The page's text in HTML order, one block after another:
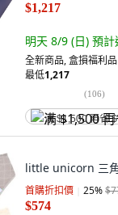
$1,217
明天 8/9 (日) 預計
全新商品,盒損福利
最低1,217
(106)
满 $1,500 再省
little unicorn 三
首購折扣價 25%
$574